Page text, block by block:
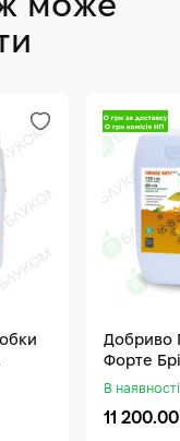
може
Добриво
Форте
В наявності
11